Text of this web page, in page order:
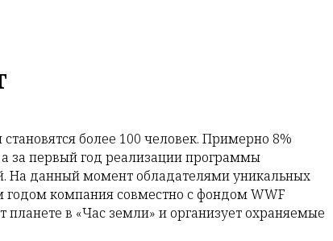
более 100 человек. Примерно 8%
за первый год реализации программы
На данный момент обладателями уникальных
годом компания совместно с фондом WWF
в «Час земли» и организует охраняемые